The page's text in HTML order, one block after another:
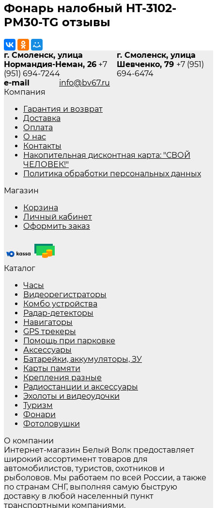
Фонарь налобный HT-3102-
PM30-TG отзывы
г. Смоленск, улица
Нормандия-Неман, 26 +7
(951) 694-7244
г. Смоленск, улица
Шевченко, 79 +7 (951)
694-6474
e-mail
info@bv67.ru
Компания
Гарантия и возврат
Доставка
Оплата
О нас
Контакты
Накопительная дисконтная карта: "СВОЙ
ЧЕЛОВЕК!"
Политика обработки персональных данных
Магазин
Корзина
Личный кабинет
Оформить заказ
Каталог
Часы
Видеорегистраторы
Комбо устройства
Радар-детекторы
Навигаторы
GPS трекеры
Помощь при парковке
Аксессуары
Батарейки, аккумуляторы, ЗУ
Карты памяти
Крепления разные
Радиостанции и аксессуары
Эхолоты и видеоудочки
Туризм
Фонари
Фотоловушки
О компании
Интернет-магазин Белый Волк предоставляет
широкий ассортимент товаров для
автомобилистов, туристов, охотников и
рыболовов. Мы работаем по всей России, а также
по странам СНГ, выполняя самую быструю
доставку в любой населенный пункт
транспортными компаниями.